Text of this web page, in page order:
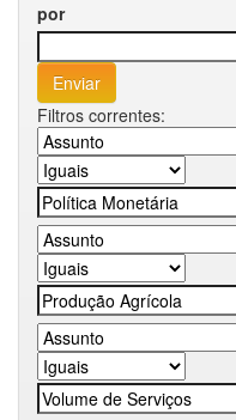
por
Filtros correntes: